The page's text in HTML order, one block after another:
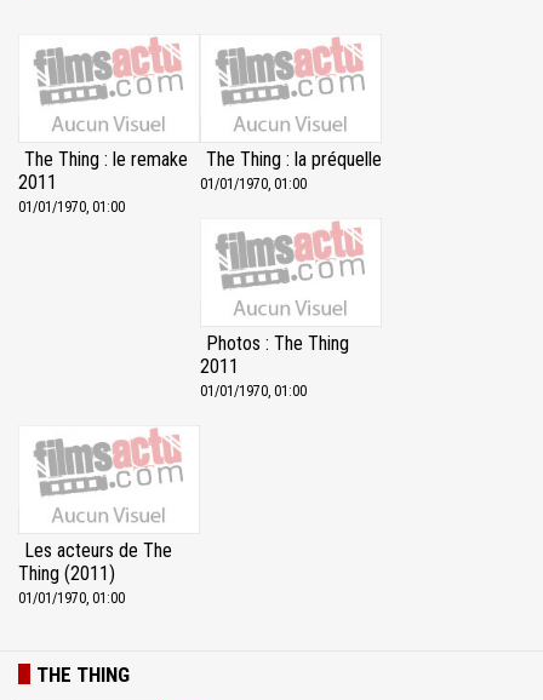
The Thing : le remake
2011
01/01/1970, 01:00
The Thing : la préquelle
01/01/1970, 01:00
Photos : The Thing
2011
01/01/1970, 01:00
Les acteurs de The
Thing (2011)
01/01/1970, 01:00
THE THING